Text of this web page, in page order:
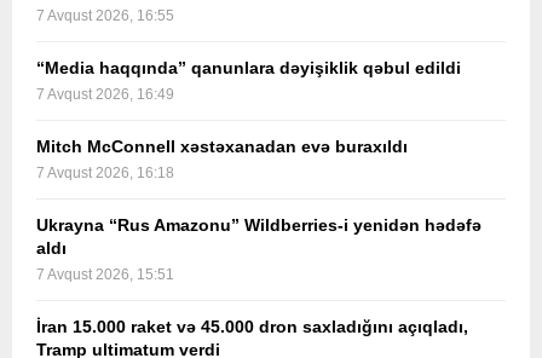
7 Avqust 2026, 16:55
“Media haqqında” qanunlara dəyişiklik qəbul edildi
7 Avqust 2026, 16:49
Mitch McConnell xəstəxanadan evə buraxıldı
7 Avqust 2026, 16:18
Ukrayna “Rus Amazonu” Wildberries-i yenidən hədəfə
aldı
7 Avqust 2026, 15:51
İran 15.000 raket və 45.000 dron saxladığını açıqladı,
Tramp ultimatum verdi